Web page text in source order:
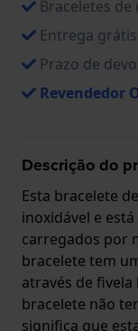
Braceletes
Entrega
Prazo de
Revendedor
Descrição do
Esta bracelete
inoxidável e
carregados por
bracelete tem
através de
bracelete não
significa que